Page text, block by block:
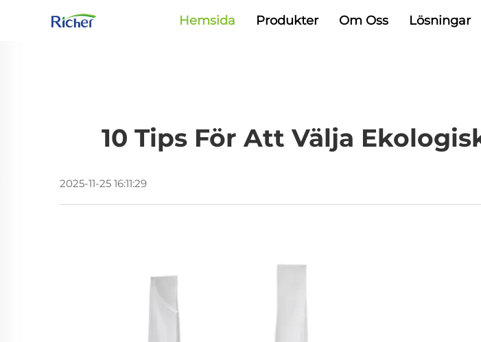
Hemsida Produkter Om Oss Lösningar
10 Tips För Att Välja
2025-11-25 16:11:29